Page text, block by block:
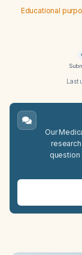
Educational
Last
Our